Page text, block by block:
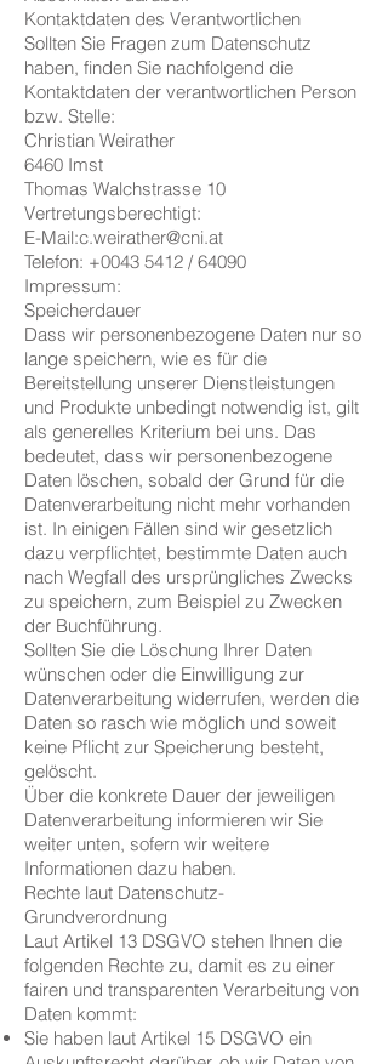
Kontaktdaten des Verantwortlichen
Sollten Sie Fragen zum Datenschutz
haben, finden Sie nachfolgend die
Kontaktdaten der verantwortlichen Person
bzw. Stelle:
Christian Weirather
6460 Imst
Thomas Walchstrasse 10
Vertretungsberechtigt:
E-Mail:c.weirather@cni.at
Telefon: +0043 5412 / 64090
Impressum:
Speicherdauer
Dass wir personenbezogene Daten nur so
lange speichern, wie es für die
Bereitstellung unserer Dienstleistungen
und Produkte unbedingt notwendig ist, gilt
als generelles Kriterium bei uns. Das
bedeutet, dass wir personenbezogene
Daten löschen, sobald der Grund für die
Datenverarbeitung nicht mehr vorhanden
ist. In einigen Fällen sind wir gesetzlich
dazu verpflichtet, bestimmte Daten auch
nach Wegfall des ursprüngliches Zwecks
zu speichern, zum Beispiel zu Zwecken
der Buchführung.
Sollten Sie die Löschung Ihrer Daten
wünschen oder die Einwilligung zur
Datenverarbeitung widerrufen, werden die
Daten so rasch wie möglich und soweit
keine Pflicht zur Speicherung besteht,
gelöscht.
Über die konkrete Dauer der jeweiligen
Datenverarbeitung informieren wir Sie
weiter unten, sofern wir weitere
Informationen dazu haben.
Rechte laut Datenschutz-
Grundverordnung
Laut Artikel 13 DSGVO stehen Ihnen die
folgenden Rechte zu, damit es zu einer
fairen und transparenten Verarbeitung von
Daten kommt:
Sie haben laut Artikel 15 DSGVO ein